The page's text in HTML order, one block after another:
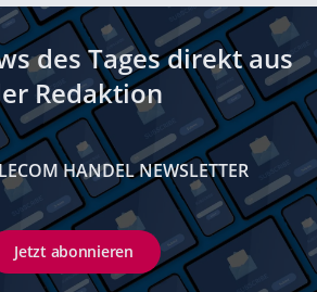
des Tages direkt aus
Redaktion
HANDEL NEWSLETTER
Jetzt abonnieren